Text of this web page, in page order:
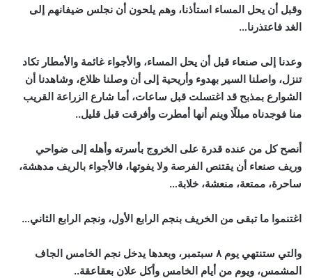
وقبل أن يحل المساء استأذنا، وهم يلحون أن نجلس ضيفانهم إلى
الغد فاعتذرنا…
وعدنا إلى صنعاء قبل أن يحل المساء، والأجواء غائمة والأمطار تكاد
تنزل، واصلنا السير بهدوء وأريحية إلى أن وصلنا ظلاع، وشاهدنا أن
الشوارع بمذبح قد اغتسلت قبل ساعات، أما شارع الزراعة القريب
منا فوجدناه مبللًا وينم أنها أمطرت وأفرقت قبل قليل..
أنصح كل من عنده قدرة على الخروج بأسرته وأهله إلى ضواحي
وريف صنعاء أن يقتنص الفرصة ولا يفوتها، فالأجواء بالريف مدهشة،
ساحرة، ممتعة، منعشة، خلابة…
اغتنموا ما تبقى من الخريف بنجم الرابع الأول، ونجم الرابع الثاني…
والتي ستنتهي يوم ٨ سبتمبر، وبعدها يدخل نجم الخامس الجاف
المشمس، ويوم من أيام الخامس وأكل علان بعقاعقة..